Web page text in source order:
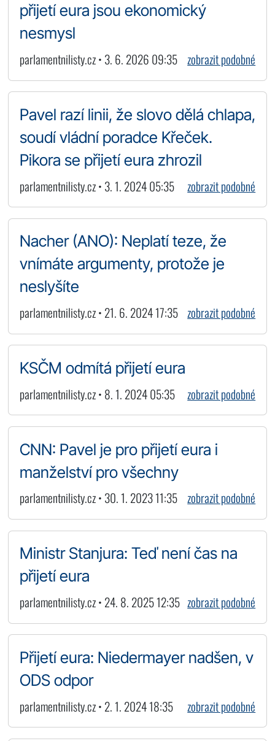
přijetí eura jsou ekonomický
nesmysl
parlamentnilisty.cz • 3. 6. 2026 09:35 zobrazit podobné
Pavel razí linii, že slovo dělá chlapa,
soudí vládní poradce Křeček.
Pikora se přijetí eura zhrozil
parlamentnilisty.cz • 3. 1. 2024 05:35 zobrazit podobné
Nacher (ANO): Neplatí teze, že
vnímáte argumenty, protože je
neslyšíte
parlamentnilisty.cz • 21. 6. 2024 17:35 zobrazit podobné
KSČM odmítá přijetí eura
parlamentnilisty.cz • 8. 1. 2024 05:35 zobrazit podobné
CNN: Pavel je pro přijetí eura i
manželství pro všechny
parlamentnilisty.cz • 30. 1. 2023 11:35 zobrazit podobné
Ministr Stanjura: Teď není čas na
přijetí eura
parlamentnilisty.cz • 24. 8. 2025 12:35 zobrazit podobné
Přijetí eura: Niedermayer nadšen, v
ODS odpor
parlamentnilisty.cz • 2. 1. 2024 18:35 zobrazit podobné